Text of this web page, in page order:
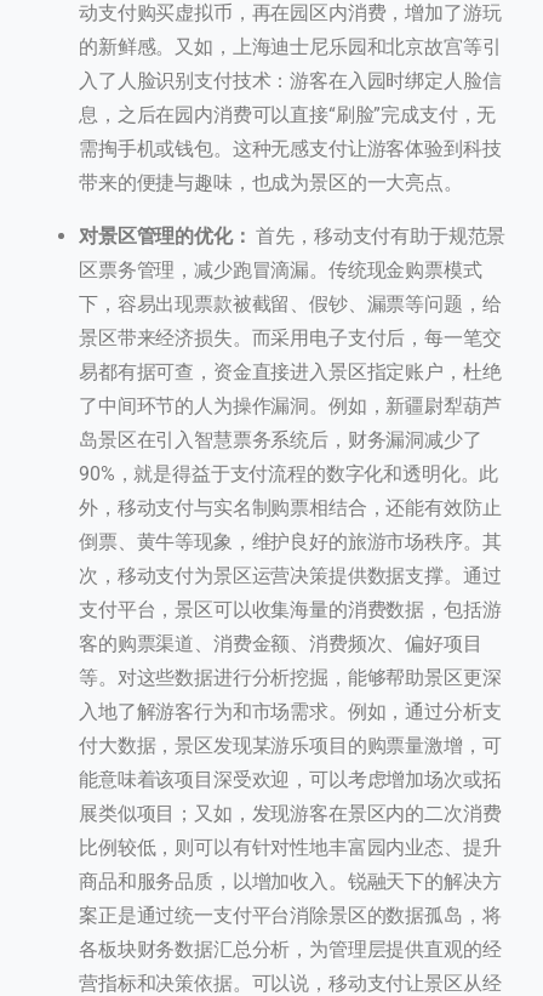
动支付购买虚拟币，再在园区内消费，增加了游玩
的新鲜感。又如，上海迪士尼乐园和北京故宫等引
入了人脸识别支付技术：游客在入园时绑定人脸信
息，之后在园内消费可以直接“刷脸”完成支付，无
需掏手机或钱包。这种无感支付让游客体验到科技
带来的便捷与趣味，也成为景区的一大亮点。
对景区管理的优化：首先，移动支付有助于规范景
区票务管理，减少跑冒滴漏。传统现金购票模式
下，容易出现票款被截留、假钞、漏票等问题，给
景区带来经济损失。而采用电子支付后，每一笔交
易都有据可查，资金直接进入景区指定账户，杜绝
了中间环节的人为操作漏洞。例如，新疆尉犁葫芦
岛景区在引入智慧票务系统后，财务漏洞减少了
90%，就是得益于支付流程的数字化和透明化。此
外，移动支付与实名制购票相结合，还能有效防止
倒票、黄牛等现象，维护良好的旅游市场秩序。其
次，移动支付为景区运营决策提供数据支撑。通过
支付平台，景区可以收集海量的消费数据，包括游
客的购票渠道、消费金额、消费频次、偏好项目
等。对这些数据进行分析挖掘，能够帮助景区更深
入地了解游客行为和市场需求。例如，通过分析支
付大数据，景区发现某游乐项目的购票量激增，可
能意味着该项目深受欢迎，可以考虑增加场次或拓
展类似项目；又如，发现游客在景区内的二次消费
比例较低，则可以有针对性地丰富园内业态、提升
商品和服务品质，以增加收入。锐融天下的解决方
案正是通过统一支付平台消除景区的数据孤岛，将
各板块财务数据汇总分析，为管理层提供直观的经
营指标和决策依据。可以说，移动支付让景区从经